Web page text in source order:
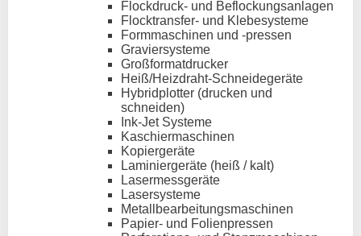
Flockdruck- und Beflockungsanlagen
Flocktransfer- und Klebesysteme
Formmaschinen und -pressen
Graviersysteme
Großformatdrucker
Heiß/Heizdraht-Schneidegeräte
Hybridplotter (drucken und
schneiden)
Ink-Jet Systeme
Kaschiermaschinen
Kopiergeräte
Laminiergeräte (heiß / kalt)
Lasermessgeräte
Lasersysteme
Metallbearbeitungsmaschinen
Papier- und Folienpressen